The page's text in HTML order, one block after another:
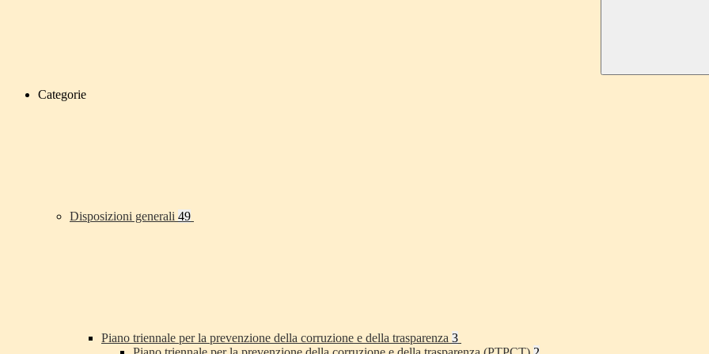
Categorie
Disposizioni generali 49
Piano triennale per la prevenzione della corruzione e della trasparenza 3